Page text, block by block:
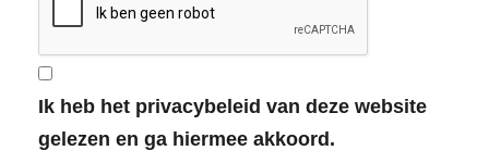
Ik heb het privacybeleid van deze website
gelezen en ga hiermee akkoord.